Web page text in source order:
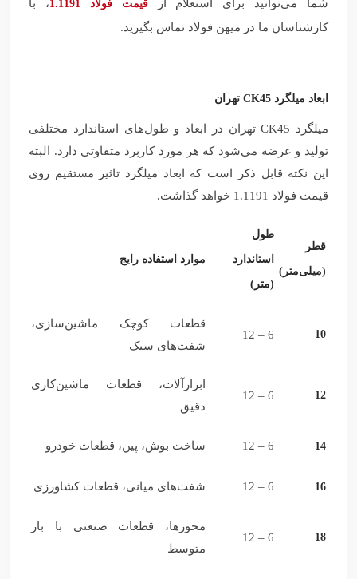
شما می‌توانید برای استعلام ازقیمت فولاد 1.1191
، با
کارشناسان ما در میهن فولاد تماس بگیرید.
ابعاد میلگرد CK45 تهران
میلگرد CK45 تهران در ابعاد و طول‌های استاندارد مختلفی
تولید و عرضه می‌شود که هر مورد کاربرد متفاوتی دارد. البته
این نکته قابل ذکر است که ابعاد میلگرد تاثیر مستقیم روی
قیمت فولاد 1.1191 خواهد گذاشت.
قطر
(میلی‌متر)
طول
استاندارد
(متر)
موارد استفاده رایج
10
6 – 12
قطعات کوچک ماشین‌سازی،
شفت‌های سبک
12
6 – 12
ابزارآلات، قطعات ماشین‌کاری
دقیق
14
6 – 12 ساخت بوش، پین، قطعات خودرو
16
6 – 12 شفت‌های میانی، قطعات کشاورزی
18
6 – 12
محورها، قطعات صنعتی با بار
متوسط